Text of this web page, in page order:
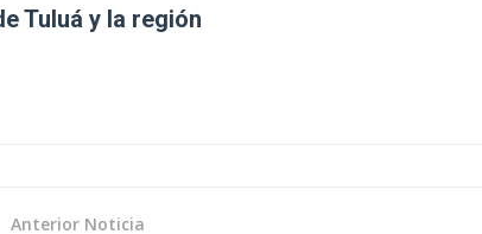
Tuluá y la región
Anterior Noticia